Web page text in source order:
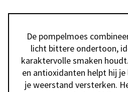
De pompelmoes
licht bittere ondertoon,
karaktervolle smaken
en antioxidanten helpt hij je
je weerstand versterken.